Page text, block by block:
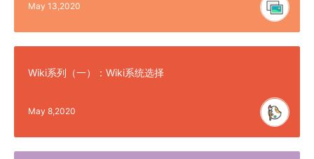
May 13,2020
Wiki系列（一）：Wiki系统选择
May 8,2020